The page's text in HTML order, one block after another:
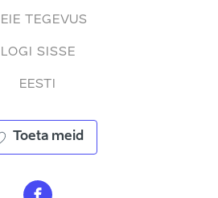
TEGEVUS
LOGI SISSE
EESTI
Toeta meid